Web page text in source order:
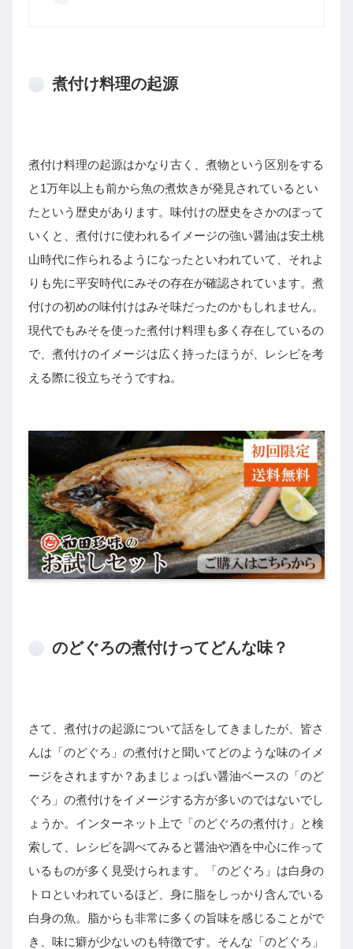
煮付け料理の起源
煮付け料理の起源はかなり古く、煮物という区別をする
と1万年以上も前から魚の煮炊きが発見されているとい
たという歴史があります。味付けの歴史をさかのぼって
いくと、煮付けに使われるイメージの強い醤油は安土桃
山時代に作られるようになったといわれていて、それよ
りも先に平安時代にみその存在が確認されています。煮
付けの初めの味付けはみそ味だったのかもしれません。
現代でもみそを使った煮付け料理も多く存在しているの
で、煮付けのイメージは広く持ったほうが、レシピを考
える際に役立ちそうですね。
のどぐろの煮付けってどんな味？
さて、煮付けの起源について話をしてきましたが、皆さ
んは「のどぐろ」の煮付けと聞いてどのような味のイメ
ージをされますか？あまじょっぱい醤油ベースの「のど
ぐろ」の煮付けをイメージする方が多いのではないでし
ょうか。インターネット上で「のどぐろの煮付け」と検
索して、レシピを調べてみると醤油や酒を中心に作って
いるものが多く見受けられます。「のどぐろ」は白身の
トロといわれているほど、身に脂をしっかり含んでいる
白身の魚。脂からも非常に多くの旨味を感じることがで
き、味に癖が少ないのも特徴です。そんな「のどぐろ」